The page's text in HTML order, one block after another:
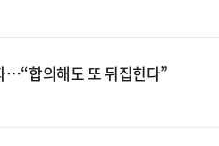
…“합의해도 또 뒤집힌다”